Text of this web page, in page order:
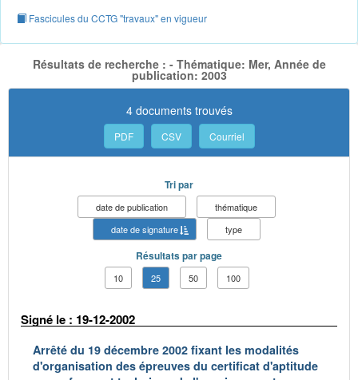
Fascicules du CCTG "travaux" en vigueur
Résultats de recherche : - Thématique: Mer, Année de
publication: 2003
4 documents trouvés
PDF CSV Courriel
Tri par
date de publication
thématique
date de signature
type
Résultats par page
10 25 50 100
Signé le : 19-12-2002
Arrêté du 19 décembre 2002 fixant les modalités
d'organisation des épreuves du certificat d'aptitude